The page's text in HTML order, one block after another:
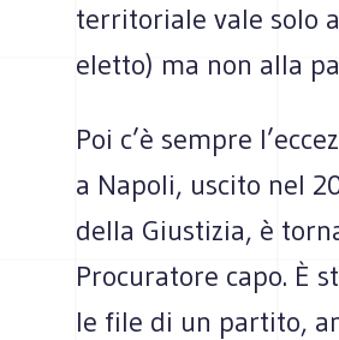
territoriale vale solo
eletto) ma non alla
Poi c’è sempre
a Napoli, uscito nel
della Giustizia, è
Procuratore capo. È
le file di un partito,